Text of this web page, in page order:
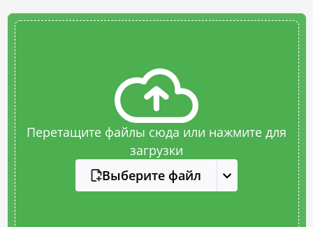
Перетащите файлы сюда или нажмите для
загрузки
Выберите файл